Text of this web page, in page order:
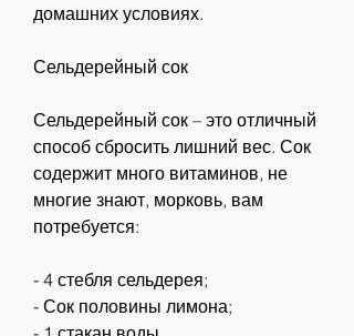
домашних условиях.
Сельдерейный сок
Сельдерейный сок – это отличный
способ сбросить лишний вес. Сок
содержит много витаминов, не
многие знают, морковь, вам
потребуется:
- 4 стебля сельдерея;
- Сок половины лимона;